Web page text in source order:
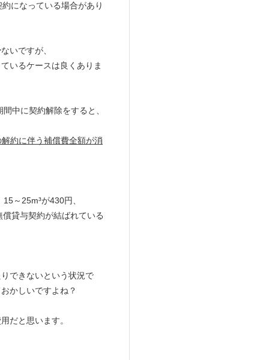
になっている場合があり
いですが、
いるケースは良くありま
中に契約解除をすると、
約に伴う補償費全額が消
～25m³が430円、
貸与契約が結ばれている
できないという状況で
かしいですよね？
だと思います。